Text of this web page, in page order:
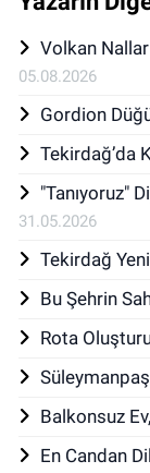
Volkan
05.08.2026
Gordion
Tekirdağ’da
"Tanıyoruz"
31.05.2026
Tekirdağ
Bu Şehrin
Rota
Balkonsuz
En Candan